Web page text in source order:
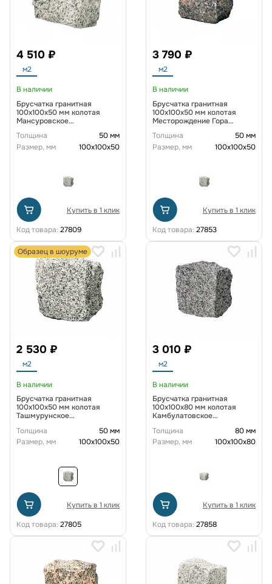
4 510 ₽
м2
В наличии
Брусчатка гранитная
100x100x50 мм колотая
Мансуровское
Толщина
50 мм
Размер, мм
100х100х50
Купить в 1 клик
Код товара: 27809
3 790 ₽
м2
В наличии
Брусчатка гранитная
100x100x50 мм колотая
Месторождение Гора
Толщина
50 мм
Размер, мм
100х100х50
Купить в 1 клик
Код товара: 27853
Образец в шоуруме
2 530 ₽
м2
В наличии
Брусчатка гранитная
100x100x50 мм колотая
Ташмурунское
Толщина
50 мм
Размер, мм
100х100х50
Купить в 1 клик
Код товара: 27805
3 010 ₽
м2
В наличии
Брусчатка гранитная
100x100x80 мм колотая
Камбулатовское
Толщина
80 мм
Размер, мм
100х100х80
Купить в 1 клик
Код товара: 27858